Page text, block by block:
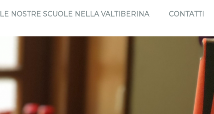
LE NOSTRE SCUOLE NELLA VALTIBERINA CONTATTI